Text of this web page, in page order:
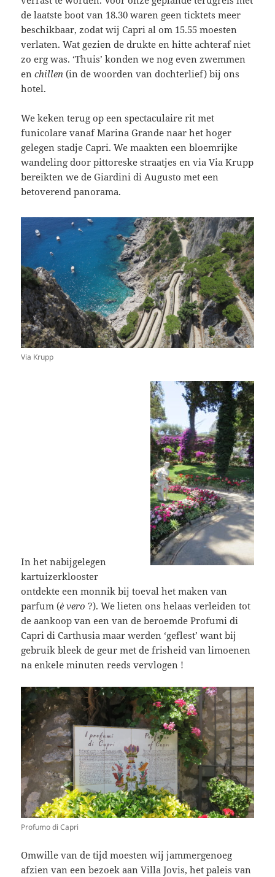
de laatste boot van 18.30 waren geen ticktets meer
beschikbaar, zodat wij Capri al om 15.55 moesten
verlaten. Wat gezien de drukte en hitte achteraf niet
zo erg was. ‘Thuis’ konden we nog even zwemmen
enchillen (in de woorden van dochterlief) bij ons
hotel.
We keken terug op een spectaculaire rit met
funicolare vanaf Marina Grande naar het hoger
gelegen stadje Capri. We maakten een bloemrijke
wandeling door pittoreske straatjes en via Via Krupp
bereikten we de Giardini di Augusto met een
betoverend panorama.
Via Krupp
In het nabijgelegen
kartuizerklooster
ontdekte een monnik bij toeval het maken van
parfum (è vero ?). We lieten ons helaas verleiden tot
de aankoop van een van de beroemde Profumi di
Capri di Carthusia maar werden ‘geflest’ want bij
gebruik bleek de geur met de frisheid van limoenen
na enkele minuten reeds vervlogen !
Profumo di Capri
Omwille van de tijd moesten wij jammergenoeg
afzien van een bezoek aan Villa Jovis, het paleis van